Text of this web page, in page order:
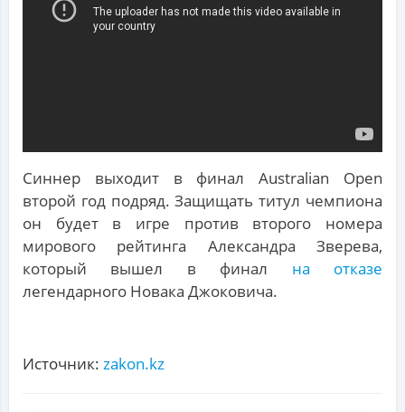
Синнер выходит в финал Australian Open
второй год подряд. Защищать титул чемпиона
он будет в игре против второго номера
мирового рейтинга Александра Зверева,
который вышел в финал на отказе
легендарного Новака Джоковича.
Источник: zakon.kz